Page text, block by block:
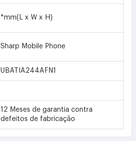
*mm(L x W x H)
Sharp Mobile Phone
UBATIA244AFN1
12 Meses de garantia contra
defeitos de fabricação